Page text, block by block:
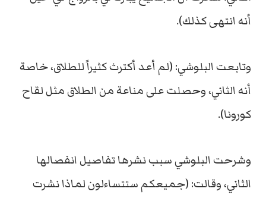
أنه انتهى كذلك).
وتابعت البلوشي: (لم أعد أكترث كثيراً للطلاق، خاصة
أنه الثاني، وحصلت على مناعة من الطلاق مثل لقاح
كورونا).
وشرحت البلوشي سبب نشرها تفاصيل انفصالها
الثاني، وقالت: (جميعكم ستتساءلون لماذا نشرت